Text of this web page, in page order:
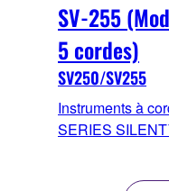
SV-255
5 cordes)
SV250/SV255
Instruments à
SERIES